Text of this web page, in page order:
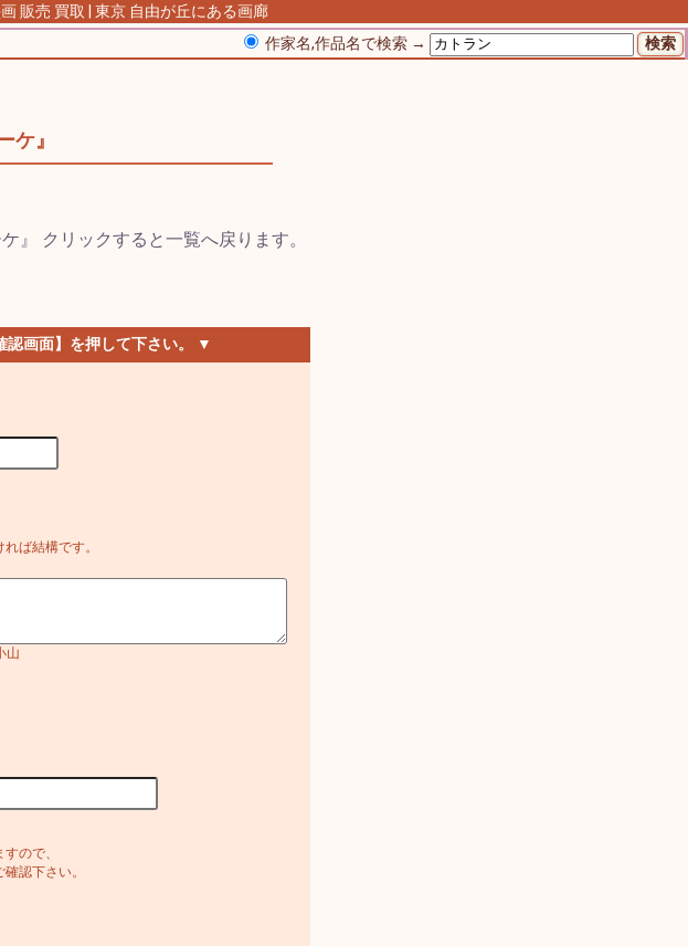
販売 買取 | 東京 自由が丘にある画廊
作家名,作品名で検索 →
ケ』
認画面】を押して下さい。 ▼
ば結構です。
山
ので、
認下さい。